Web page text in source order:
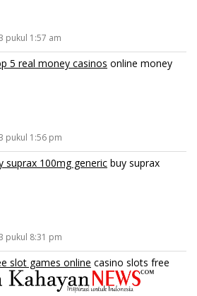
pukul 1:57 am
5 real money casinos online money
pukul 1:56 pm
suprax 100mg generic buy suprax
pukul 8:31 pm
slot games online casino slots free